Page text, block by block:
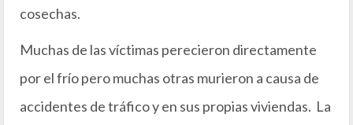
cosechas.
Muchas de las víctimas perecieron directamente
por el frío pero muchas otras murieron a causa de
accidentes de tráfico y en sus propias viviendas. La